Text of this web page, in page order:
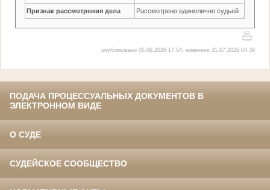
Признак рассмотрения дела Рассмотрено единолично судьей
опубликовано 05.06.2026 17:54, изменено 31.07.2026 04:39
ПОДАЧА ПРОЦЕССУАЛЬНЫХ ДОКУМЕНТОВ В
ЭЛЕКТРОННОМ ВИДЕ
О СУДЕ
СУДЕЙСКОЕ СООБЩЕСТВО